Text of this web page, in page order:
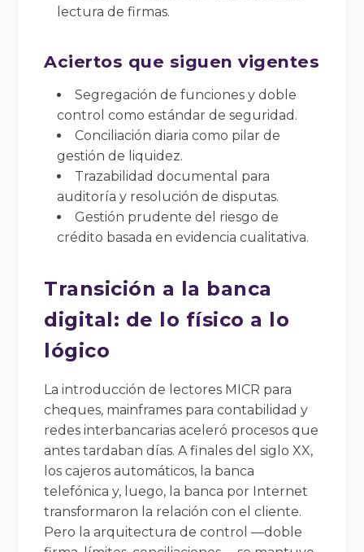
lectura de firmas.
Aciertos que siguen vigentes
Segregación de funciones y doble
control como estándar de seguridad.
Conciliación diaria como pilar de
gestión de liquidez.
Trazabilidad documental para
auditoría y resolución de disputas.
Gestión prudente del riesgo de
crédito basada en evidencia cualitativa.
Transición a la banca
digital: de lo físico a lo
lógico
La introducción de lectores MICR para
cheques, mainframes para contabilidad y
redes interbancarias aceleró procesos que
antes tardaban días. A finales del siglo XX,
los cajeros automáticos, la banca
telefónica y, luego, la banca por Internet
transformaron la relación con el cliente.
Pero la arquitectura de control —doble